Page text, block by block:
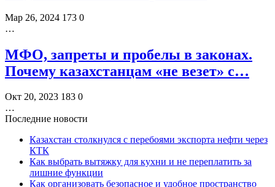
Мар 26, 2024 173 0
…
МФО, запреты и пробелы в законах.
Почему казахстанцам «не везет» с…
Окт 20, 2023 183 0
…
Последние новости
Казахстан столкнулся с перебоями экспорта нефти через
КТК
Как выбрать вытяжку для кухни и не переплатить за
лишние функции
Как организовать безопасное и удобное пространство